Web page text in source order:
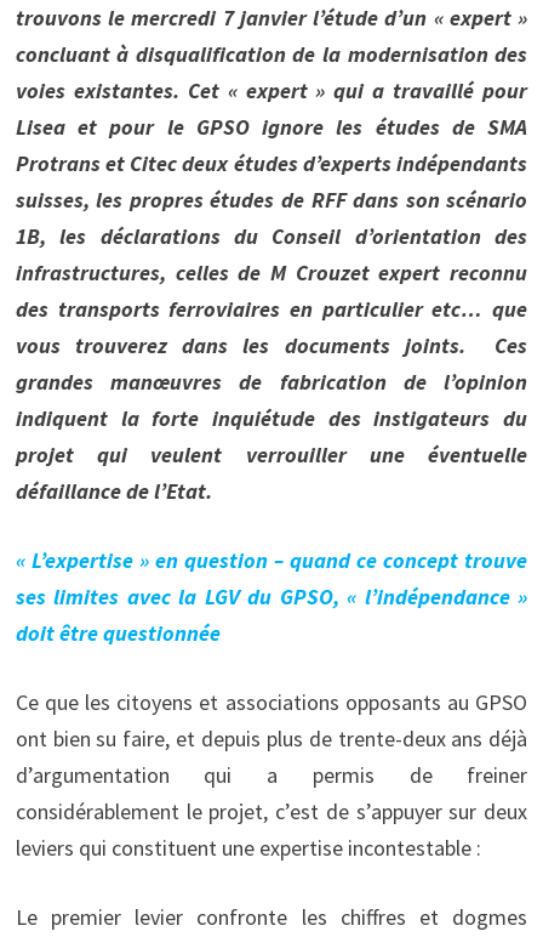
trouvons le mercredi 7 janvier l’étude d’un « expert »
concluant à disqualification de la modernisation des
voies existantes. Cet « expert » qui a travaillé pour
Lisea et pour le GPSO ignore les études de SMA
Protrans et Citec deux études d’experts indépendants
suisses, les propres études de RFF dans son scénario
1B, les déclarations du Conseil d’orientation des
infrastructures, celles de M Crouzet expert reconnu
des transports ferroviaires en particulier etc… que
vous trouverez dans les documents joints. Ces
grandes manœuvres de fabrication de l’opinion
indiquent la forte inquiétude des instigateurs du
projet qui veulent verrouiller une éventuelle
défaillance de l’Etat.
« L’expertise » en question – quand ce concept trouve
ses limites avec la LGV du GPSO, « l’indépendance »
doit être questionnée
Ce que les citoyens et associations opposants au GPSO
ont bien su faire, et depuis plus de trente-deux ans déjà
d’argumentation qui a permis de freiner
considérablement le projet, c’est de s’appuyer sur deux
leviers qui constituent une expertise incontestable :
Le premier levier confronte les chiffres et dogmes